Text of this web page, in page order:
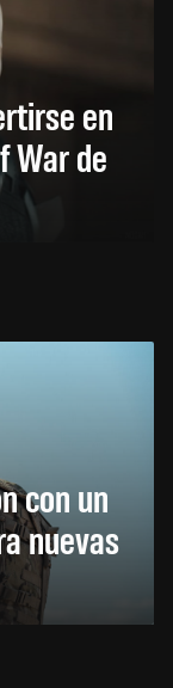
en
War de
con un
nuevas